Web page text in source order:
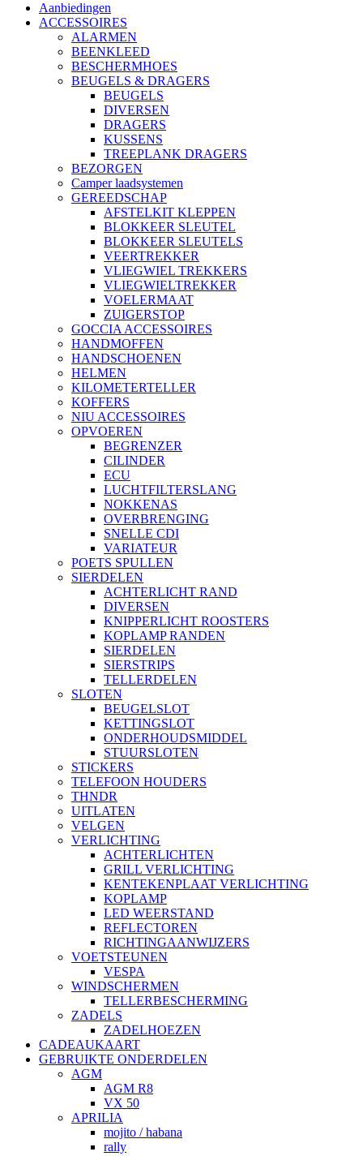
Aanbiedingen
ACCESSOIRES
ALARMEN
BEENKLEED
BESCHERMHOES
BEUGELS & DRAGERS
BEUGELS
DIVERSEN
DRAGERS
KUSSENS
TREEPLANK DRAGERS
BEZORGEN
Camper laadsystemen
GEREEDSCHAP
AFSTELKIT KLEPPEN
BLOKKEER SLEUTEL
BLOKKEER SLEUTELS
VEERTREKKER
VLIEGWIEL TREKKERS
VLIEGWIELTREKKER
VOELERMAAT
ZUIGERSTOP
GOCCIA ACCESSOIRES
HANDMOFFEN
HANDSCHOENEN
HELMEN
KILOMETERTELLER
KOFFERS
NIU ACCESSOIRES
OPVOEREN
BEGRENZER
CILINDER
ECU
LUCHTFILTERSLANG
NOKKENAS
OVERBRENGING
SNELLE CDI
VARIATEUR
POETS SPULLEN
SIERDELEN
ACHTERLICHT RAND
DIVERSEN
KNIPPERLICHT ROOSTERS
KOPLAMP RANDEN
SIERDELEN
SIERSTRIPS
TELLERDELEN
SLOTEN
BEUGELSLOT
KETTINGSLOT
ONDERHOUDSMIDDEL
STUURSLOTEN
STICKERS
TELEFOON HOUDERS
THNDR
UITLATEN
VELGEN
VERLICHTING
ACHTERLICHTEN
GRILL VERLICHTING
KENTEKENPLAAT VERLICHTING
KOPLAMP
LED WEERSTAND
REFLECTOREN
RICHTINGAANWIJZERS
VOETSTEUNEN
VESPA
WINDSCHERMEN
TELLERBESCHERMING
ZADELS
ZADELHOEZEN
CADEAUKAART
GEBRUIKTE ONDERDELEN
AGM
AGM R8
VX 50
APRILIA
mojito / habana
rally